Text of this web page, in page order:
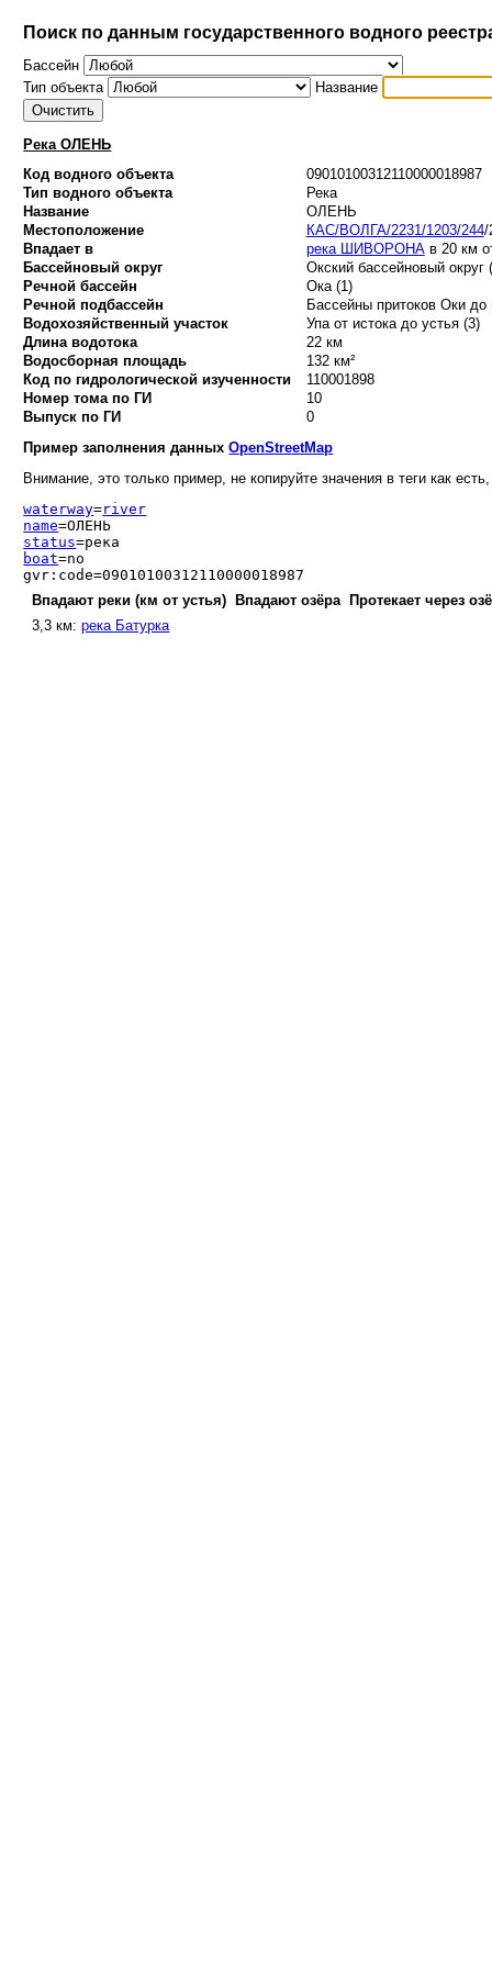
Поиск по данным государственного водного
Бассейн
Тип объекта
Название
Река ОЛЕНЬ
Код водного объекта
09010100312110000018987
Тип водного объекта
Река
Название
ОЛЕНЬ
Местоположение
КАС/ВОЛГА/2231/1203/244/
Впадает в
река ШИВОРОНАв 20 км
Бассейновый округ
Окский бассейновый округ
Речной бассейн
Ока (1)
Речной подбассейн
Бассейны притоков Оки
Водохозяйственный участок
Упа от истока до устья (3)
Длина водотока
22 км
Водосборная площадь
132 км²
Код по гидрологической изученности
110001898
Номер тома по ГИ
10
Выпуск по ГИ
0
Пример заполнения данныхOpenStreetMap
Внимание, это только пример, не копируйте значения в теги как
waterway=river
name=ОЛЕНЬ
status=река
boat=no
gvr:code=09010100312110000018987
Впадают реки (км от устья)
Впадают озёра
Протекает через
3,3 км:река Батурка